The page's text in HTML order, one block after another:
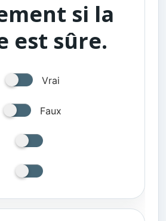
si la
est sûre.
Vrai
Faux